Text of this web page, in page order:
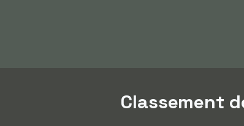
Classement